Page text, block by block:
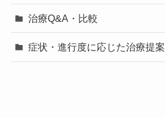
治療Q&A・比較
症状・進行度に応じた治療提案